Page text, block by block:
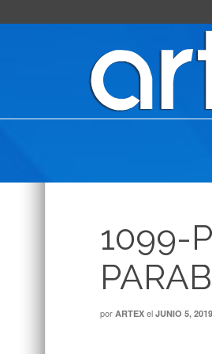
1099-
por ARTEX el JUNIO 5, 2019